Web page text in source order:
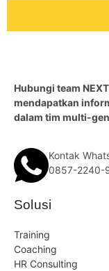
Hubungi team
mendapatkan
dalam tim multi-
Kontak
0857-2240-
Solusi
Training
Coaching
HR Consulting